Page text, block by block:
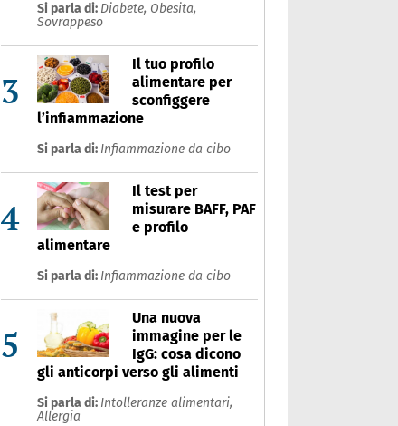
Si parla di: Diabete, Obesita,
Sovrappeso
3
Il tuo profilo
alimentare per
sconfiggere
l’infiammazione
Si parla di: Infiammazione da cibo
4
Il test per
misurare BAFF, PAF
e profilo
alimentare
Si parla di: Infiammazione da cibo
5
Una nuova
immagine per le
IgG: cosa dicono
gli anticorpi verso gli alimenti
Si parla di: Intolleranze alimentari,
Allergia